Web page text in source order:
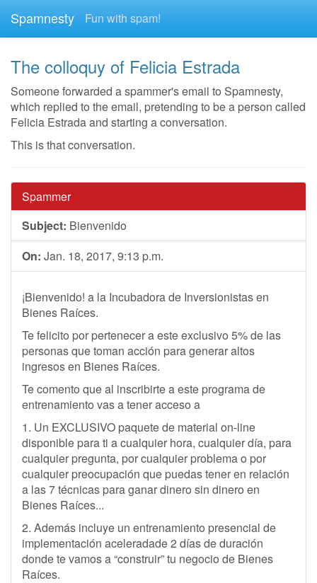
Spamnesty Fun with spam!
The colloquy of Felicia Estrada
Someone forwarded a spammer's email to Spamnesty,
which replied to the email, pretending to be a person called
Felicia Estrada and starting a conversation.
This is that conversation.
Spammer
Subject: Bienvenido
On: Jan. 18, 2017, 9:13 p.m.
¡Bienvenido! a la Incubadora de Inversionistas en
Bienes Raíces.
Te felicito por pertenecer a este exclusivo 5% de las
personas que toman acción para generar altos
ingresos en Bienes Raíces.
Te comento que al inscribirte a este programa de
entrenamiento vas a tener acceso a
1. Un EXCLUSIVO paquete de material on-line
disponible para ti a cualquier hora, cualquier día, para
cualquier pregunta, por cualquier problema o por
cualquier preocupación que puedas tener en relación
a las 7 técnicas para ganar dinero sin dinero en
Bienes Raíces...
2. Además incluye un entrenamiento presencial de
implementación aceleradade 2 días de duración
donde te vamos a “construir” tu negocio de Bienes
Raíces.